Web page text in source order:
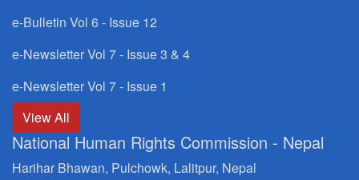
e-Bulletin Vol 6 - Issue 12
e-Newsletter Vol 7 - Issue 3 & 4
e-Newsletter Vol 7 - Issue 1
View All
National Human Rights Commission - Nepal
Harihar Bhawan, Pulchowk, Lalitpur, Nepal